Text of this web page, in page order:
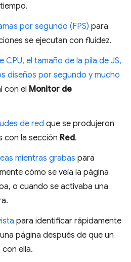
por segundo (FPS) para
se ejecutan con fluidez.
CPU, el tamaño de la pila de JS,
diseños por segundo y mucho
con el Monitor de
de red que se produjeron
con la sección Red.
mientras grabas para
cómo se veía la página
o cuando se activaba una
para identificar rápidamente
página después de que un
ella.